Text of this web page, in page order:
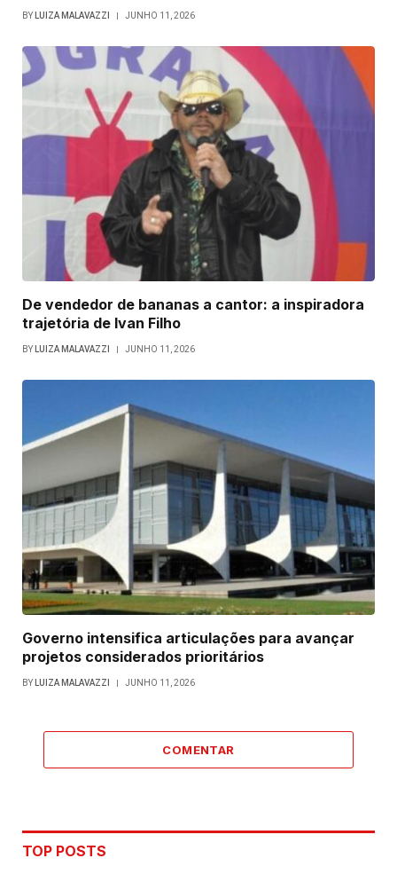
BY LUIZA MALAVAZZI JUNHO 11, 2026
De vendedor de bananas a cantor: a inspiradora
trajetória de Ivan Filho
BY LUIZA MALAVAZZI JUNHO 11, 2026
Governo intensifica articulações para avançar
projetos considerados prioritários
BY LUIZA MALAVAZZI JUNHO 11, 2026
COMENTAR
TOP POSTS